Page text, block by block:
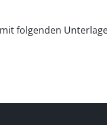
folgenden